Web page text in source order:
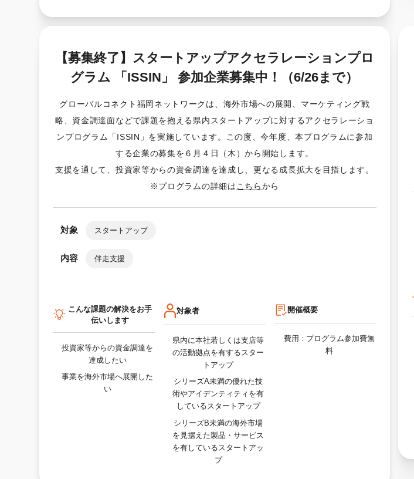
【募集終了】スタートアップアクセラレーションプロ
グラム 「ISSIN」 参加企業募集中！（6/26まで）
グローバルコネクト福岡ネットワークは、海外市場への展開、マーケティング戦
略、資金調達面などで課題を抱える県内スタートアップに対するアクセラレーショ
ンプログラム「ISSIN」を実施しています。この度、今年度、本プログラムに参加
する企業の募集を６月４日（木）から開始します。
支援を通して、投資家等からの資金調達を達成し、更なる成長拡大を目指します。
※プログラムの詳細は こちらから
対象 スタートアップ
内容 伴走支援
こんな課題の解決をお手
伝いします
投資家等からの資金調達を
達成したい
事業を海外市場へ展開した
い
対象者
県内に本社若しくは支店等
の活動拠点を有するスター
トアップ
シリーズA未満の優れた技
術やアイデンティティを有
しているスタートアップ
シリーズB未満の海外市場
を見据えた製品・サービス
を有しているスタートアッ
プ
開催概要
費用 : プログラム参加費無
料